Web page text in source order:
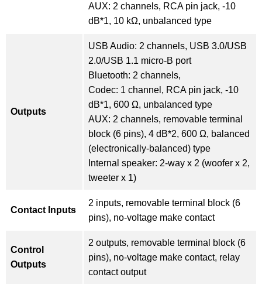
AUX: 2 channels, RCA pin jack, -10
dB*1, 10 kΩ, unbalanced type
Outputs
USB Audio: 2 channels, USB 3.0/USB
2.0/USB 1.1 micro-B port
Bluetooth: 2 channels,
Codec: 1 channel, RCA pin jack, -10
dB*1, 600 Ω, unbalanced type
AUX: 2 channels, removable terminal
block (6 pins), 4 dB*2, 600 Ω, balanced
(electronically-balanced) type
Internal speaker: 2-way x 2 (woofer x 2,
tweeter x 1)
Contact Inputs
2 inputs, removable terminal block (6
pins), no-voltage make contact
Control
Outputs
2 outputs, removable terminal block (6
pins), no-voltage make contact, relay
contact output